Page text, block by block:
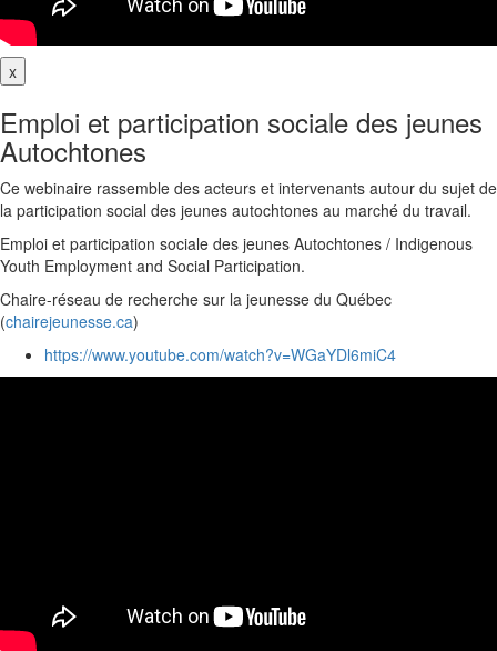
x
Emploi et participation sociale des jeunes
Autochtones
Ce webinaire rassemble des acteurs et intervenants autour du sujet de
la participation social des jeunes autochtones au marché du travail.
Emploi et participation sociale des jeunes Autochtones / Indigenous
Youth Employment and Social Participation.
Chaire-réseau de recherche sur la jeunesse du Québec
(chairejeunesse.ca)
https://www.youtube.com/watch?v=WGaYDl6miC4